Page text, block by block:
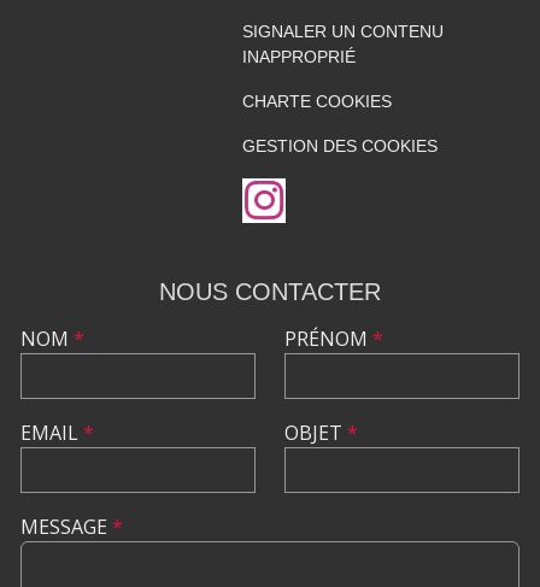
SIGNALER UN CONTENU
INAPPROPRIÉ
CHARTE COOKIES
GESTION DES COOKIES
NOUS CONTACTER
NOM *
EMAIL*
PRÉNOM *
OBJET *
MESSAGE *